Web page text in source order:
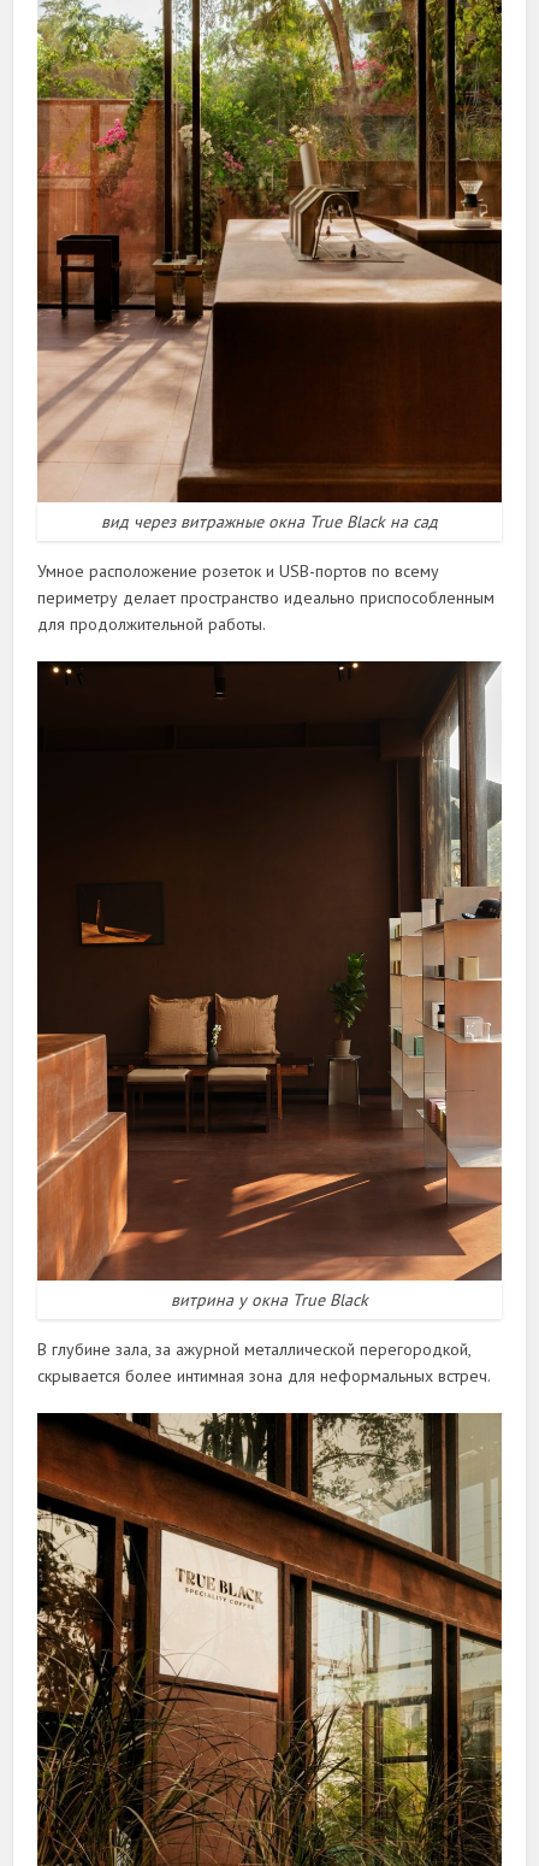
вид через витражные окна True Black на сад
Умное расположение розеток и USB-портов по всему
периметру делает пространство идеально приспособленным
для продолжительной работы.
витрина у окна True Black
В глубине зала, за ажурной металлической перегородкой,
скрывается более интимная зона для неформальных встреч.